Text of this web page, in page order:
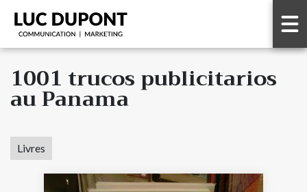
1001 trucos publicitarios
au Panama
Livres